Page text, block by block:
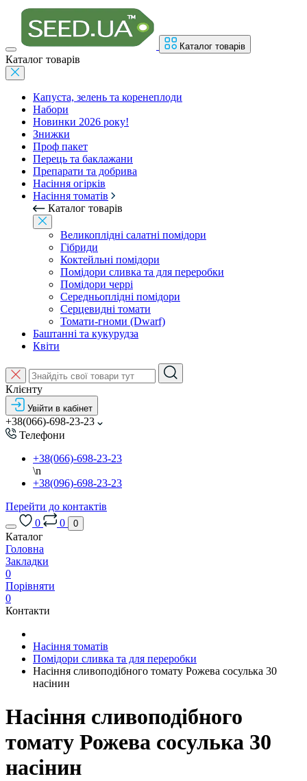
Каталог товарів
Каталог товарів
Капуста, зелень та коренеплоди
Набори
Новинки 2026 року!
Знижки
Проф пакет
Перець та баклажани
Препарати та добрива
Насіння огірків
Насіння томатів
Каталог товарів
Великоплідні салатні помідори
Гібриди
Коктейльні помідори
Помідори сливка та для переробки
Помідори черрі
Середньоплідні помідори
Серцевидні томати
Томати-гноми (Dwarf)
Баштанні та кукурудза
Квіти
Клієнту
Увійти в кабінет
+38(066)-698-23-23
Телефони
+38(066)-698-23-23
\n
+38(096)-698-23-23
Перейти до контактів
0
0 0
Каталог
Головна
Закладки
0
Порівняти
0
Контакти
Насіння томатів
Помідори сливка та для переробки
Насіння сливоподібного томату Рожева сосулька 30
насінин
Насіння сливоподібного
томату Рожева сосулька 30
насінин